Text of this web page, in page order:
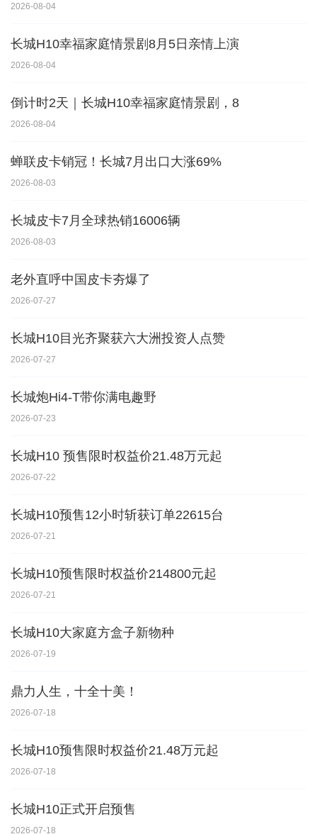
2026-08-04
长城H10幸福家庭情景剧8月5日亲情上演
2026-08-04
倒计时2天｜长城H10幸福家庭情景剧，8
2026-08-04
蝉联皮卡销冠！长城7月出口大涨69%
2026-08-03
长城皮卡7月全球热销16006辆
2026-08-03
老外直呼中国皮卡夯爆了
2026-07-27
长城H10目光齐聚获六大洲投资人点赞
2026-07-27
长城炮Hi4-T带你满电趣野
2026-07-23
长城H10 预售限时权益价21.48万元起
2026-07-22
长城H10预售12小时斩获订单22615台
2026-07-21
长城H10预售限时权益价214800元起
2026-07-21
长城H10大家庭方盒子新物种
2026-07-19
鼎力人生，十全十美！
2026-07-18
长城H10预售限时权益价21.48万元起
2026-07-18
长城H10正式开启预售
2026-07-18